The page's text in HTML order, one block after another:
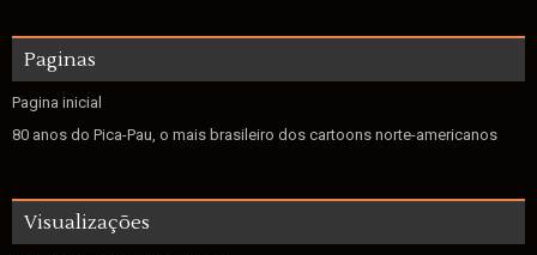
Paginas
Pagina inicial
80 anos do Pica-Pau, o mais brasileiro dos cartoons norte-americanos
Visualizações